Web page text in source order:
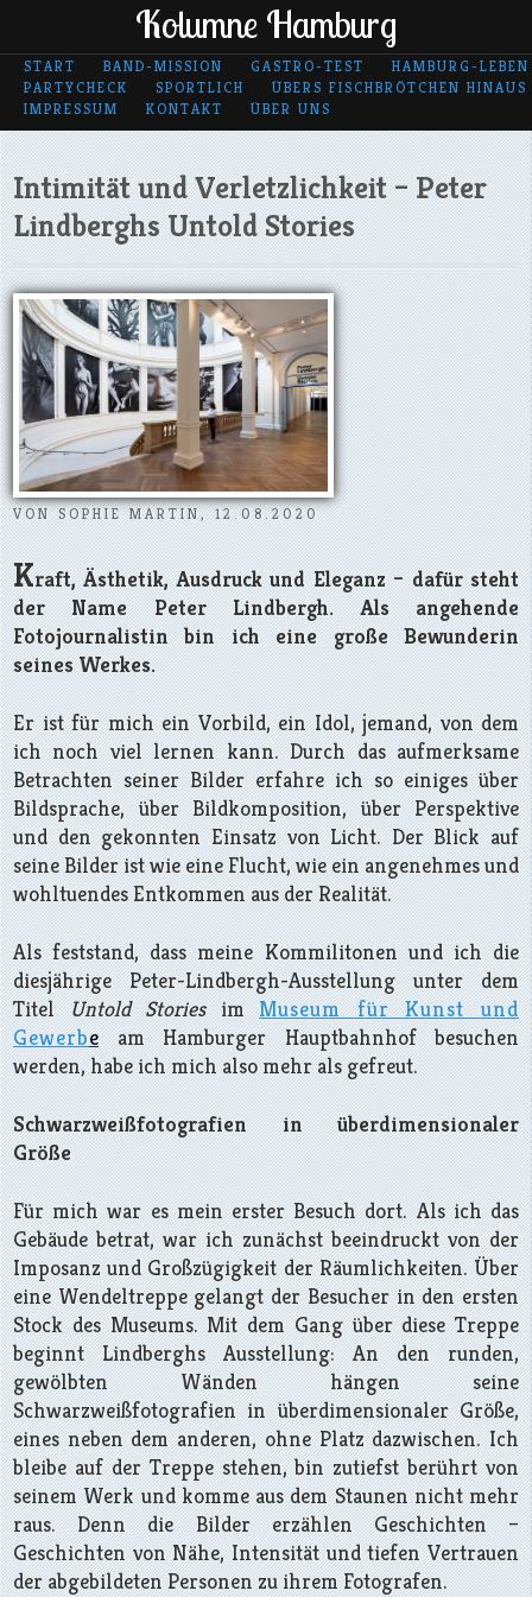
Kolumne Hamburg
START BAND-MISSION GASTRO-TEST
HAMBURG-LEBEN
PARTYCHECK
SPORTLICH
ÜBERS FISCHBRÖTCHEN HINAUS
IMPRESSUM
KONTAKT ÜBER UNS
Intimität und Verletzlichkeit – Peter
Lindberghs Untold Stories
VON SOPHIE MARTIN, 12.08.2020
Kraft, Ästhetik, Ausdruck und Eleganz – dafür steht
der Name Peter Lindbergh. Als angehende
Fotojournalistin bin ich eine große Bewunderin
seines Werkes.
Er ist für mich ein Vorbild, ein Idol, jemand, von dem
ich noch viel lernen kann. Durch das aufmerksame
Betrachten seiner Bilder erfahre ich so einiges über
Bildsprache, über Bildkomposition, über Perspektive
und den gekonnten Einsatz von Licht. Der Blick auf
seine Bilder ist wie eine Flucht, wie ein angenehmes und
wohltuendes Entkommen aus der Realität.
Als feststand, dass meine Kommilitonen und ich die
diesjährige Peter-Lindbergh-Ausstellung unter dem
Titel
Untold Storiesim Museum für Kunst und
Gewerbeam Hamburger Hauptbahnhof besuchen
werden, habe ich mich also mehr als gefreut.
Schwarzweißfotografien in überdimensionaler
Größe
Für mich war es mein erster Besuch dort. Als ich das
Gebäude betrat, war ich zunächst beeindruckt von der
Imposanz und Großzügigkeit der Räumlichkeiten. Über
eine Wendeltreppe gelangt der Besucher in den ersten
Stock des Museums. Mit dem Gang über diese Treppe
beginnt Lindberghs Ausstellung: An den runden,
gewölbten Wänden hängen seine
Schwarzweißfotografien in überdimensionaler Größe,
eines neben dem anderen, ohne Platz dazwischen. Ich
bleibe auf der Treppe stehen, bin zutiefst berührt von
seinem Werk und komme aus dem Staunen nicht mehr
raus. Denn die Bilder erzählen Geschichten –
Geschichten von Nähe, Intensität und tiefen Vertrauen
der abgebildeten Personen zu ihrem Fotografen.